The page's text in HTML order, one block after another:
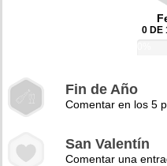
0 DE
Fin de Año
Comentar en los 5
San Valentín
Comentar una